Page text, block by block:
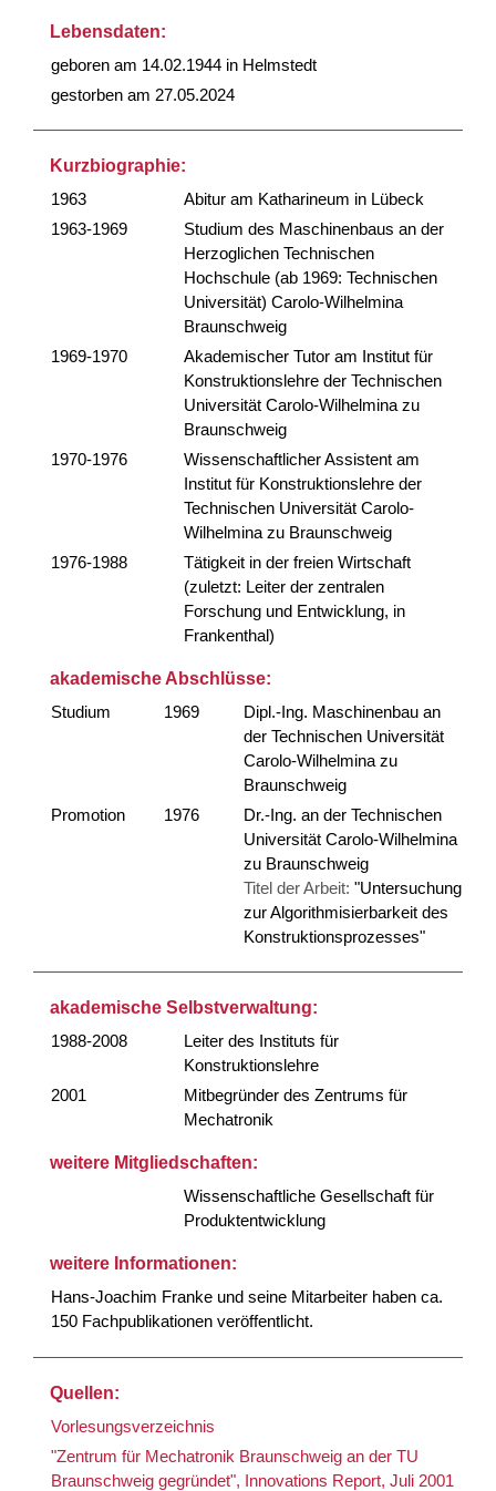
Lebensdaten:
geboren am 14.02.1944 in Helmstedt
gestorben am 27.05.2024
Kurzbiographie:
1963
Abitur am Katharineum in Lübeck
1963-1969
Studium des Maschinenbaus an der
Herzoglichen Technischen
Hochschule (ab 1969: Technischen
Universität) Carolo-Wilhelmina
Braunschweig
1969-1970
Akademischer Tutor am Institut für
Konstruktionslehre der Technischen
Universität Carolo-Wilhelmina zu
Braunschweig
1970-1976
Wissenschaftlicher Assistent am
Institut für Konstruktionslehre der
Technischen Universität Carolo-
Wilhelmina zu Braunschweig
1976-1988
Tätigkeit in der freien Wirtschaft
(zuletzt: Leiter der zentralen
Forschung und Entwicklung, in
Frankenthal)
akademische Abschlüsse:
Studium
1969
Dipl.-Ing. Maschinenbau an
der Technischen Universität
Carolo-Wilhelmina zu
Braunschweig
Promotion
1976
Dr.-Ing. an der Technischen
Universität Carolo-Wilhelmina
zu Braunschweig
Titel der Arbeit: "Untersuchung
zur Algorithmisierbarkeit des
Konstruktionsprozesses"
akademische Selbstverwaltung:
1988-2008
Leiter des Instituts für
Konstruktionslehre
2001
Mitbegründer des Zentrums für
Mechatronik
weitere Mitgliedschaften:
Wissenschaftliche Gesellschaft für
Produktentwicklung
weitere Informationen:
Hans-Joachim Franke und seine Mitarbeiter haben ca.
150 Fachpublikationen veröffentlicht.
Quellen:
Vorlesungsverzeichnis
"Zentrum für Mechatronik Braunschweig an der TU
Braunschweig gegründet", Innovations Report, Juli 2001